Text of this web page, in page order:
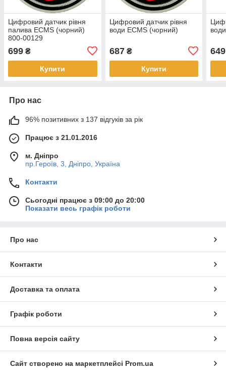
Цифровий датчик рівня
палива ECMS (чорний)
800-00129
699 ₴
Купити
Цифровий датчик рівня
води ECMS (чорний)
687₴
Купити
649
Про нас
96% позитивних з 137 відгуків за рік
Працює з 21.01.2016
м. Дніпро
пр.Героїв, 3, Дніпро, Україна
Контакти
Сьогодні працює з 09:00 до 20:00
Показати весь графік роботи
Про нас
Контакти
Доставка та оплата
Графік роботи
Повна версія сайту
Сайт створено на маркетплейсі Prom.ua